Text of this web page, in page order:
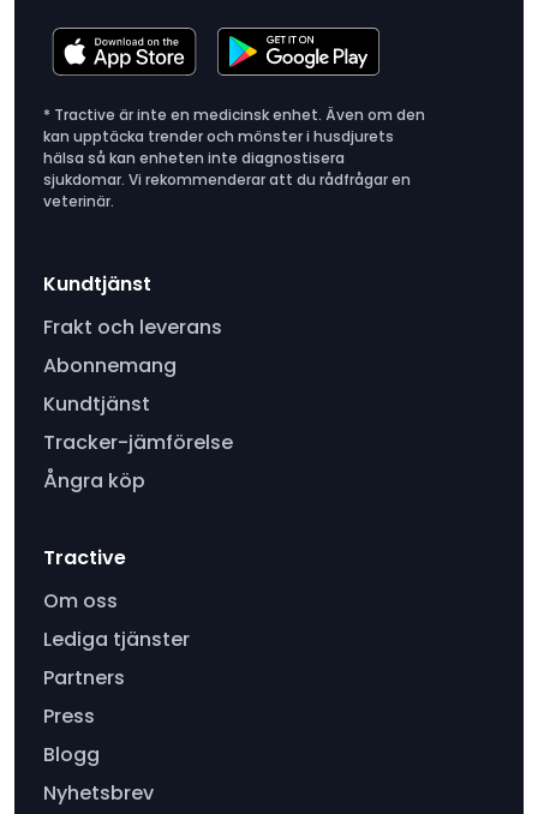
* Tractive är inte en medicinsk enhet. Även om den
kan upptäcka trender och mönster i husdjurets
hälsa så kan enheten inte diagnostisera
sjukdomar. Vi rekommenderar att du rådfrågar en
veterinär.
Kundtjänst
Frakt och leverans
Abonnemang
Kundtjänst
Tracker-jämförelse
Ångra köp
Tractive
Om oss
Lediga tjänster
Partners
Press
Blogg
Nyhetsbrev